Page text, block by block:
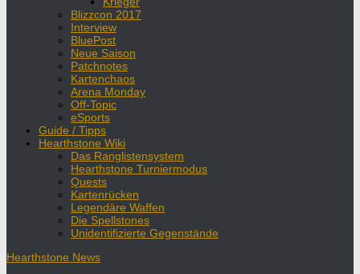
Blizzcon 2017
Interview
BluePost
Neue Saison
Patchnotes
Kartenchaos
Arena Monday
Off-Topic
eSports
Guide / Tipps
Hearthstone Wiki
Das Ranglistensystem
Hearthstone Turniermodus
Quests
Kartenrücken
Legendäre Waffen
Die Spellstones
Unidentifizierte Gegenstände
Hearthstone News